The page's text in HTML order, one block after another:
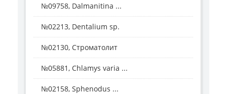
№09758, Dalmanitina ...
№02213, Dentalium sp.
№02130, Строматолит
№05881, Chlamys varia ...
№02158, Sphenodus ...